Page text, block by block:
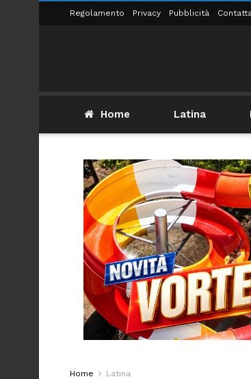
Regolamento Privacy Pubblicità
Home Latina
Home Latina